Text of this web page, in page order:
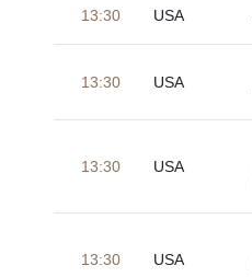
13:30 USA
13:30 USA
13:30 USA
13:30 USA